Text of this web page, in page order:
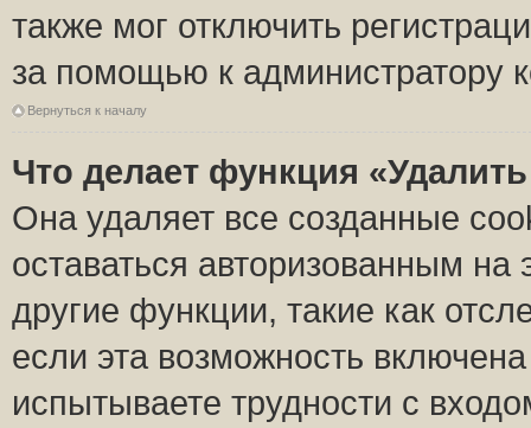
также мог отключить
за помощью к администратору
Вернуться к началу
Что делает функция
Она удаляет все созданные
оставаться авторизованным
другие функции, такие как
если эта возможность
испытываете трудности с